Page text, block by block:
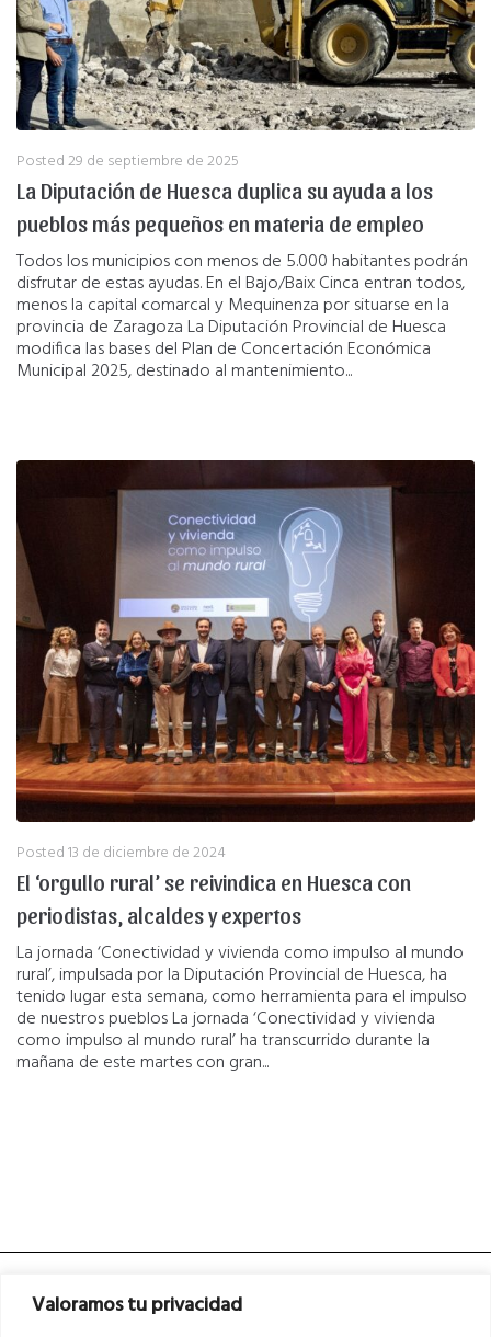
Valoramos tu privacidad
Posted29 de septiembre de 2025
La Diputación de Huesca duplica su ayuda a los
pueblos más pequeños en materia de empleo
Todos los municipios con menos de 5.000 habitantes podrán
disfrutar de estas ayudas. En el Bajo/Baix Cinca entran todos,
menos la capital comarcal y Mequinenza por situarse en la
provincia de Zaragoza La Diputación Provincial de Huesca
modifica las bases del Plan de Concertación Económica
Municipal 2025, destinado al mantenimiento...
Posted13 de diciembre de 2024
El ‘orgullo rural’ se reivindica en Huesca con
periodistas, alcaldes y expertos
La jornada ‘Conectividad y vivienda como impulso al mundo
rural’, impulsada por la Diputación Provincial de Huesca, ha
tenido lugar esta semana, como herramienta para el impulso
de nuestros pueblos La jornada ‘Conectividad y vivienda
como impulso al mundo rural’ ha transcurrido durante la
mañana de este martes con gran...